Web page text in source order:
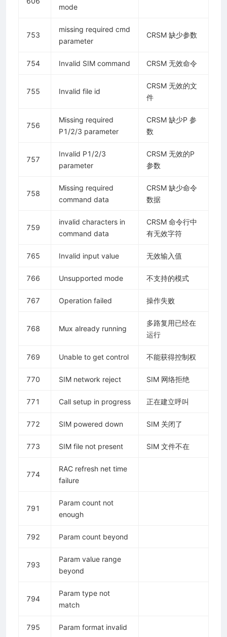
mode
753
missing required cmd
parameter
CRSM 缺少参数
754 Invalid SIM command CRSM 无效命令
755 Invalid file id
CRSM 无效的文
件
756
Missing required
P1/2/3 parameter
CRSM 缺少P 参
数
757
Invalid P1/2/3
parameter
CRSM 无效的P
参数
758
Missing required
command data
CRSM 缺少命令
数据
759
invalid characters in
command data
CRSM 命令行中
有无效字符
765 Invalid input value 无效输入值
766 Unsupported mode 不支持的模式
767 Operation failed 操作失败
768 Mux already running
多路复用已经在
运行
769 Unable to get control 不能获得控制权
770 SIM network reject SIM 网络拒绝
771 Call setup in progress 正在建立呼叫
772 SIM powered down SIM 关闭了
773 SIM file not present SIM 文件不在
774
RAC refresh net time
failure
791
Param count not
enough
792 Param count beyond
793
Param value range
beyond
794
Param type not
match
795 Param format invalid